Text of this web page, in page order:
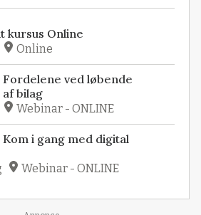
kursus Online
Online
Fordelene ved løbende
bilag
Webinar - ONLINE
i gang med digital
Webinar - ONLINE